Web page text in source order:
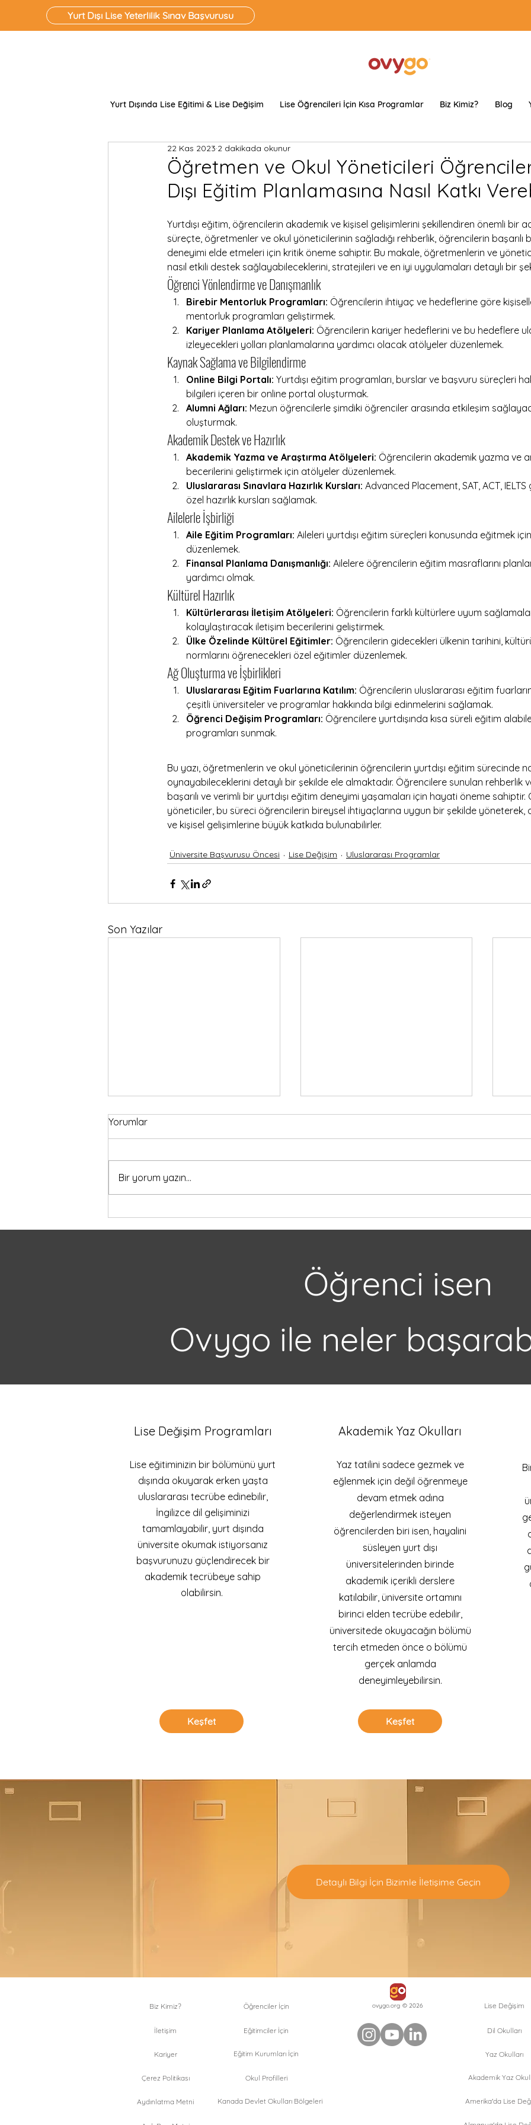
Yurt Dışı Lise Yeterlilik Sınav Başvurusu
Yurt Dışında Lise Eğitimi & Lise Değişim Lise Öğrencileri İçin Kısa Programlar Biz Kimiz? Blog
Öğretmen ve Okul Yöneticileri
Dışı Eğitim Planlamasına Nasıl Katkı
22 Kas 2023 2 dakikada okunur
Yurtdışı eğitim, öğrencilerin akademik ve kişisel gelişimlerini şekillendiren önemli bir
süreçte, öğretmenler ve okul yöneticilerinin sağladığı rehberlik, öğrencilerin başarılı
deneyimi elde etmeleri için kritik öneme sahiptir. Bu makale, öğretmenlerin ve
nasıl etkili destek sağlayabileceklerini, stratejileri ve en iyi uygulamaları detaylı bir
Öğrenci Yönlendirme ve Danışmanlık
Birebir Mentorluk Programları: Öğrencilerin ihtiyaç ve hedeflerine göre
mentorluk programları geliştirmek.
Kariyer Planlama Atölyeleri: Öğrencilerin kariyer hedeflerini ve bu hedeflere
izleyecekleri yolları planlamalarına yardımcı olacak atölyeler düzenlemek.
Kaynak Sağlama ve Bilgilendirme
Online Bilgi Portalı: Yurtdışı eğitim programları, burslar ve başvuru süreçleri
bilgileri içeren bir online portal oluşturmak.
Alumni Ağları: Mezun öğrencilerle şimdiki öğrenciler arasında etkileşim
oluşturmak.
Akademik Destek ve Hazırlık
Akademik Yazma ve Araştırma Atölyeleri: Öğrencilerin akademik yazma ve
becerilerini geliştirmek için atölyeler düzenlemek.
Uluslararası Sınavlara Hazırlık Kursları: Advanced Placement, SAT, ACT, IELTS
özel hazırlık kursları sağlamak.
Ailelerle İşbirliği
Aile Eğitim Programları: Aileleri yurtdışı eğitim süreçleri konusunda eğitmek
düzenlemek.
Finansal Planlama Danışmanlığı: Ailelere öğrencilerin eğitim masraflarını
yardımcı olmak.
Kültürel Hazırlık
Kültürlerarası İletişim Atölyeleri: Öğrencilerin farklı kültürlere uyum
kolaylaştıracak iletişim becerilerini geliştirmek.
Ülke Özelinde Kültürel Eğitimler: Öğrencilerin gidecekleri ülkenin tarihini,
normlarını öğrenecekleri özel eğitimler düzenlemek.
Ağ Oluşturma ve İşbirlikleri
Uluslararası Eğitim Fuarlarına Katılım: Öğrencilerin uluslararası eğitim
çeşitli üniversiteler ve programlar hakkında bilgi edinmelerini sağlamak.
Öğrenci Değişim Programları: Öğrencilere yurtdışında kısa süreli eğitim
programları sunmak.
Bu yazı, öğretmenlerin ve okul yöneticilerinin öğrencilerin yurtdışı eğitim sürecinde
oynayabileceklerini detaylı bir şekilde ele almaktadır. Öğrencilere sunulan rehberlik
başarılı ve verimli bir yurtdışı eğitim deneyimi yaşamaları için hayati öneme
yöneticiler, bu süreci öğrencilerin bireysel ihtiyaçlarına uygun bir şekilde yöneterek,
ve kişisel gelişimlerine büyük katkıda bulunabilirler.
Üniversite Başvurusu Öncesi Lise Değişim Uluslararası Programlar
Son Yazılar
Programına Katılmak
Almak İçin 5 Neden
Yorumlar
Bir yorum yazın...
Öğrenci isen
Ovygo ile neler
Lise Değişim Programları
Lise eğitiminizin bir bölümünü yurt
dışında okuyarak erken yaşta
uluslararası tecrübe edinebilir,
İngilizce dil gelişiminizi
tamamlayabilir, yurt dışında
üniversite okumak istiyorsanız
başvurunuzu güçlendirecek bir
akademik tecrübeye sahip
olabilirsin.
Keşfet
Akademik Yaz Okulları
Yaz tatilini sadece gezmek ve
eğlenmek için değil öğrenmeye
devam etmek adına
değerlendirmek isteyen
öğrencilerden biri isen, hayalini
süsleyen yurt dışı
üniversitelerinden birinde
akademik içerikli derslere
katılabilir, üniversite ortamını
birinci elden tecrübe edebilir,
üniversitede okuyacağın bölümü
tercih etmeden önce o bölümü
gerçek anlamda
deneyimleyebilirsin.
Keşfet
Detaylı Bilgi İçin Bizimle İletişime Geçin
Biz Kimiz? Öğrenciler İçin Lise Değişim
ovygo.org © 2026
İletişim
Kariyer
Eğitimciler İçin
Eğitim Kurumları İçin
Çerez Politikası
Aydınlatma Metni
Okul Profilleri
Kanada Devlet Okulları Bölgeleri
Dil Okulları
Yaz Okulları
Akademik Yaz
Amerika'da Lise